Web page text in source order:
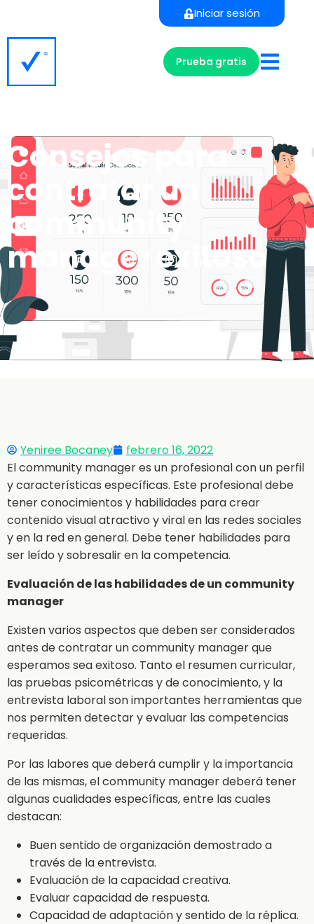
Iniciar sesión
Prueba gratis
Consejos para
contratar un
community
manager exitoso
Yeniree Bocaney
febrero 16, 2022
El community manager es un profesional con un perfil
y características específicas. Este profesional debe
tener conocimientos y habilidades para crear
contenido visual atractivo y viral en las redes sociales
y en la red en general. Debe tener habilidades para
ser leído y sobresalir en la competencia.
Evaluación de las habilidades de un community
manager
Existen varios aspectos que deben ser considerados
antes de contratar un community manager que
esperamos sea exitoso. Tanto el resumen curricular,
las pruebas psicométricas y de conocimiento, y la
entrevista laboral son importantes herramientas que
nos permiten detectar y evaluar las competencias
requeridas.
Por las labores que deberá cumplir y la importancia
de las mismas, el community manager deberá tener
algunas cualidades específicas, entre las cuales
destacan:
Buen sentido de organización demostrado a
través de la entrevista.
Evaluación de la capacidad creativa.
Evaluar capacidad de respuesta.
Capacidad de adaptación y sentido de la réplica.